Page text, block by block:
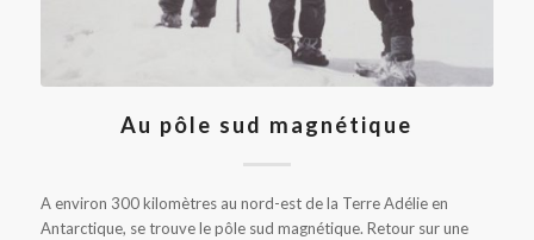
Au pôle sud magnétique
A environ 300 kilomètres au nord-est de la Terre Adélie en
Antarctique, se trouve le pôle sud magnétique. Retour sur une